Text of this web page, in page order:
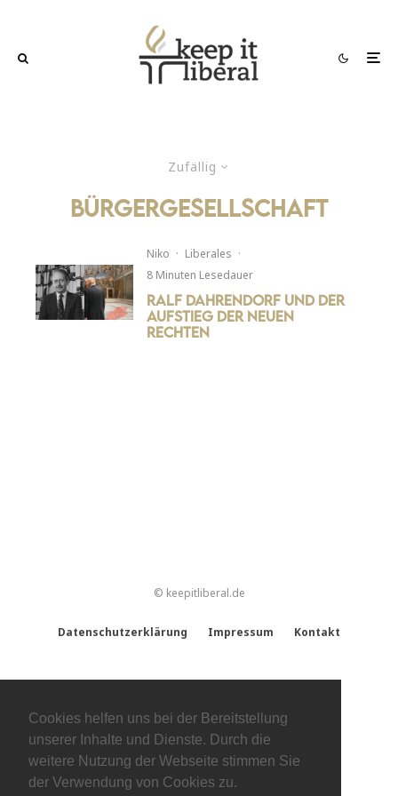
Cookies helfen uns bei der Bereitstellung
unserer Inhalte und Dienste. Durch die
weitere Nutzung der Webseite stimmen Sie
der Verwendung von Cookies zu.
Zufällig
Bürgergesellschaft
Niko · Liberales ·
8 Minuten Lesedauer
Ralf Dahrendorf und der
Aufstieg der neuen
Rechten
© keepitliberal.de
Datenschutzerklärung Impressum Kontakt